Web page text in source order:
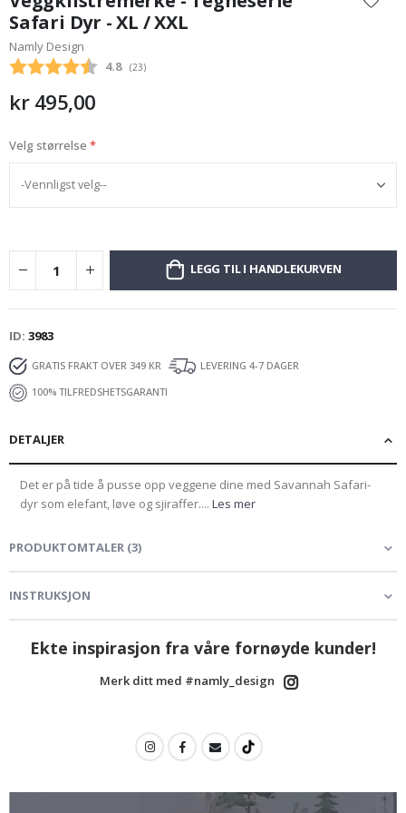
begynnelsen
av
bildegalleri
Safari Dyr - XL / XXL
Namly Design
Gjennomsnittskarakter:
4.8 (stemmer:
23)
kr 495,00
Velg størrelse
LEGG TIL I HANDLEKURVEN
ID 3983
GRATIS FRAKT OVER 349 KR
LEVERING 4-7 DAGER
100% TILFREDSHETSGARANTI
DETALJER
Det er på tide å pusse opp veggene dine med Savannah Safari-
dyr som elefant, løve og sjiraffer.... Les mer
PRODUKTOMTALER (3)
INSTRUKSJON
Ekte inspirasjon fra våre fornøyde kunder!
Merk ditt med #namly_design